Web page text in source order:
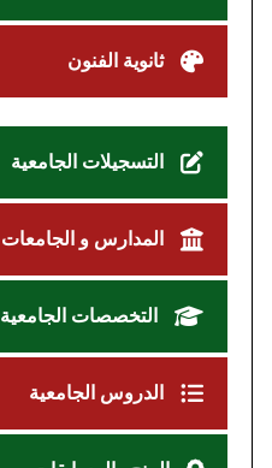
ثانوية الفنون
التسجيلات الجامعية
المدارس و الجامعات
التخصصات الجامعية
الدروس الجامعية